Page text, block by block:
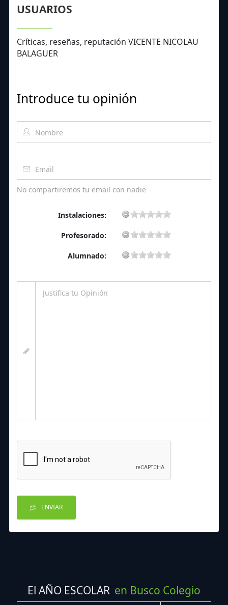
USUARIOS
Críticas, reseñas, reputación VICENTE NICOLAU
BALAGUER
Introduce tu opinión
No compartiremos tu email con nadie
Instalaciones:
Profesorado:
Alumnado:
ENVIAR
El AÑO ESCOLAR en Busco Colegio